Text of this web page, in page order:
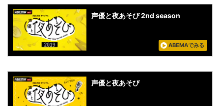
声優と夜あそび 2nd season
ABEMAでみる
声優と夜あそび